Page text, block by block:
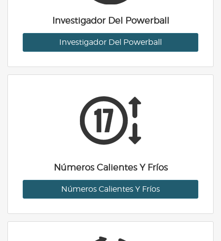
Investigador Del Powerball
Investigador Del Powerball
Números Calientes Y Fríos
Números Calientes Y Fríos